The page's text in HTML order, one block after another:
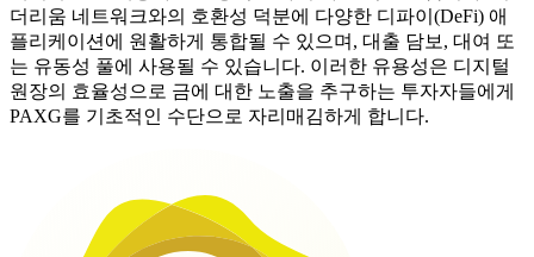
더리움 네트워크와의 호환성 덕분에 다양한 디파이(DeFi) 애
플리케이션에 원활하게 통합될 수 있으며, 대출 담보, 대여 또
는 유동성 풀에 사용될 수 있습니다. 이러한 유용성은 디지털
원장의 효율성으로 금에 대한 노출을 추구하는 투자자들에게
PAXG를 기초적인 수단으로 자리매김하게 합니다.